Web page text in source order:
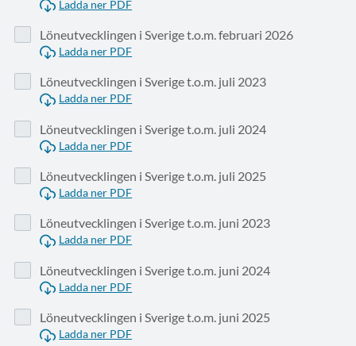
Ladda ner PDF
Löneutvecklingen i Sverige t.o.m. februari 2026
Ladda ner PDF
Löneutvecklingen i Sverige t.o.m. juli 2023
Ladda ner PDF
Löneutvecklingen i Sverige t.o.m. juli 2024
Ladda ner PDF
Löneutvecklingen i Sverige t.o.m. juli 2025
Ladda ner PDF
Löneutvecklingen i Sverige t.o.m. juni 2023
Ladda ner PDF
Löneutvecklingen i Sverige t.o.m. juni 2024
Ladda ner PDF
Löneutvecklingen i Sverige t.o.m. juni 2025
Ladda ner PDF